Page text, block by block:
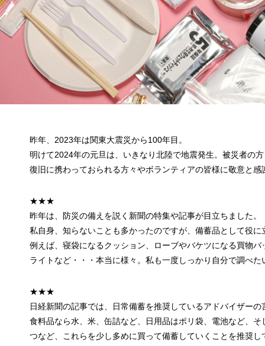
昨年、2023年は関東大震災から100年目。
明けて2024年の元旦は、いきなり北陸で地震発生。被災者の
復旧に携わっておられる方々やボランティアの皆様に敬意と感
★★★
昨年は、防災の備えを説く新聞の特集や記事が目立ちました。
私自身、知らないことも多かったのですが、備蓄品として役
例えば、寝袋になるクッション、ローブやバケツになる買物
ライトなど・・・本当に様々。私も一度しっかり自分で調べ
★★★
日経新聞の記事では、日常備蓄を推奨しているアドバイザー
食料品なら水、米、缶詰など、日用品はポリ袋、電池など、
つなど、これらを少し多めに買って備蓄していくことを推奨し